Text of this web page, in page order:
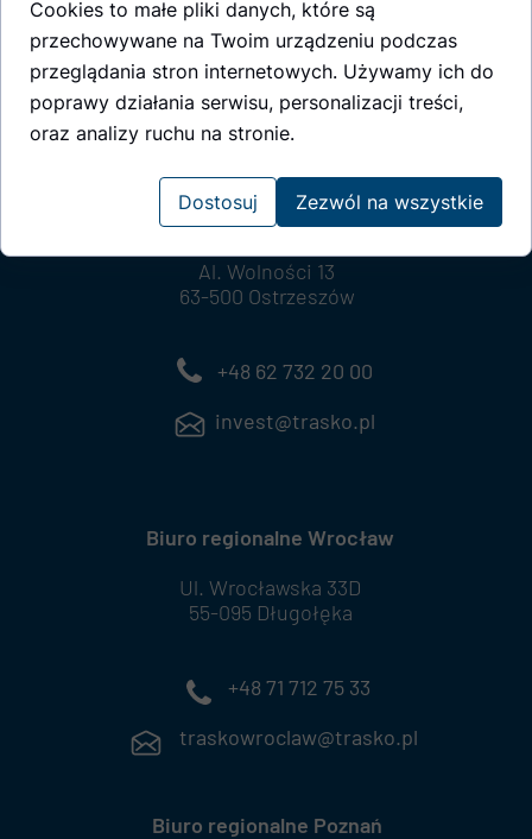
Biuro regionalne Wrocław
Ul. Wrocławska 33D
55-095 Długołęka
+48 71 712 75 33
traskowroclaw@trasko.pl
SIEDZIBA GŁÓWNA
Al. Wolności 13
63-500 Ostrzeszów
+48 62 732 20 00
invest@trasko.pl
Biuro regionalne Poznań
Cookies to małe pliki danych, które są
przechowywane na Twoim urządzeniu podczas
przeglądania stron internetowych. Używamy ich do
poprawy działania serwisu, personalizacji treści,
oraz analizy ruchu na stronie.
Dostosuj Zezwól na wszystkie